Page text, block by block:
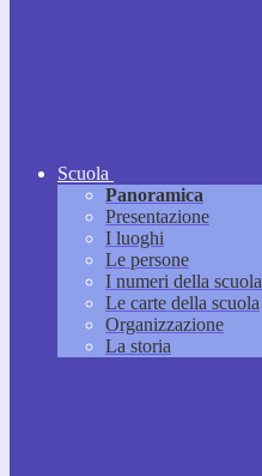
Scuola
Panoramica
Presentazione
I luoghi
Le persone
I numeri della scuola
Le carte della scuola
Organizzazione
La storia